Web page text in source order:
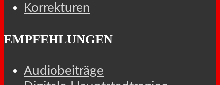
Korrekturen
EMPFEHLUNGEN
Audiobeiträge